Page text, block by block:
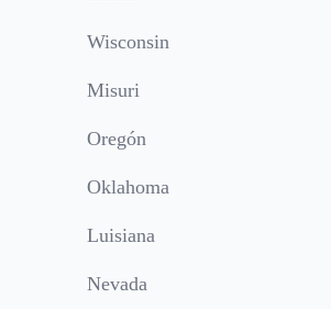
Wisconsin
Misuri
Oregón
Oklahoma
Luisiana
Nevada